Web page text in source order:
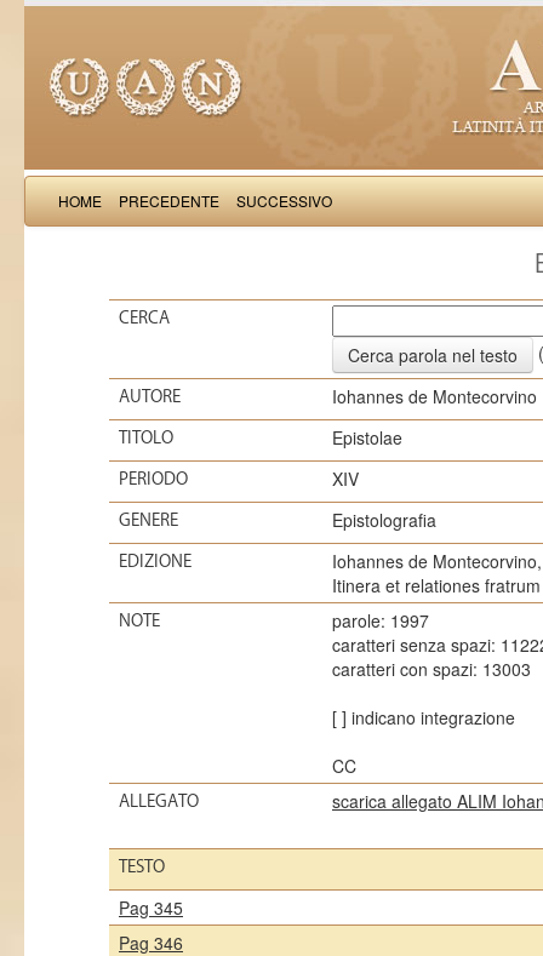
HOME PRECEDENTE SUCCESSIVO
CERCA
AUTORE Iohannes de Montecorvino
TITOLO Epistolae
PERIODO XIV
GENERE Epistolografia
EDIZIONE
Iohannes de
Itinera et relationes
NOTE
parole: 1997
caratteri senza spazi:
caratteri con spazi: 13003
[ ] indicano integrazione
CC
ALLEGATO scarica allegato ALIM
TESTO
Pag 345
Pag 346